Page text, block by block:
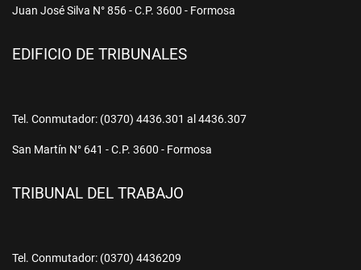
Juan José Silva N° 856 - C.P. 3600 - Formosa
EDIFICIO DE TRIBUNALES
Tel. Conmutador: (0370) 4436.301 al 4436.307
San Martín N° 641 - C.P. 3600 - Formosa
TRIBUNAL DEL TRABAJO
Tel. Conmutador: (0370) 4436209